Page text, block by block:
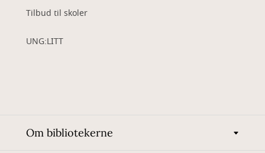
Tilbud til skoler
UNG:LITT
Om bibliotekerne